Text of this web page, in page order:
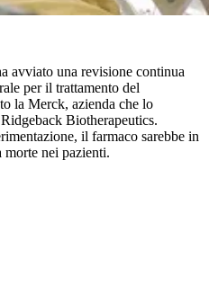
avviato una revisione continua
per il trattamento del
la Merck, azienda che lo
Biotherapeutics.
il farmaco sarebbe in
nei pazienti.